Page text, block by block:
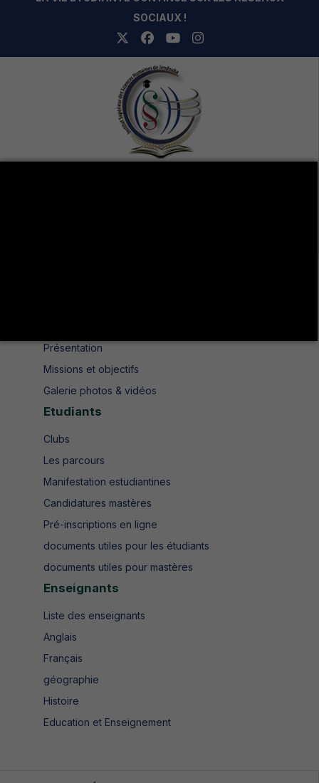
SOCIAUX !
Présentation
Missions et objectifs
Galerie photos & vidéos
Etudiants
Clubs
Les parcours
Manifestation estudiantines
Candidatures mastères
Pré-inscriptions en ligne
documents utiles pour les étudiants
documents utiles pour mastères
Enseignants
Liste des enseignants
Anglais
Français
géographie
Histoire
Education et Enseignement